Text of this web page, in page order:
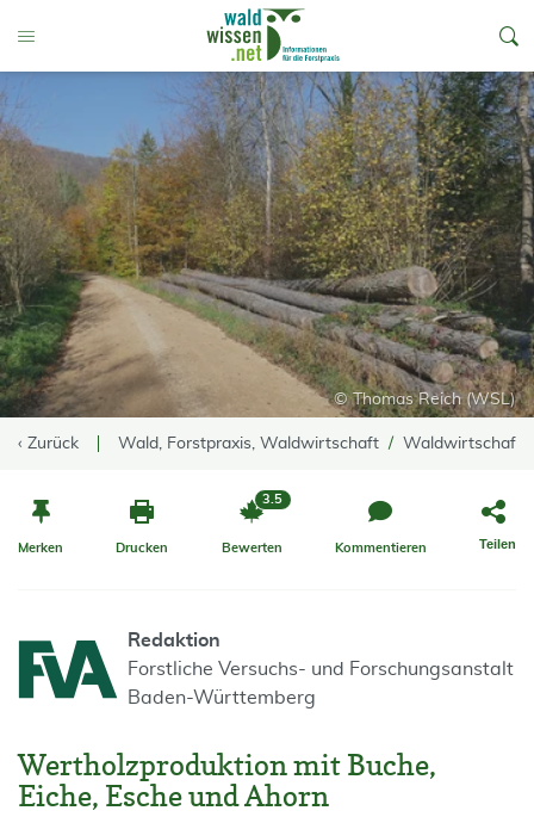
Toggle Menu
© Thomas Reich (WSL)
‹ Zurück Wald, Forstpraxis, Waldwirtschaft Waldwirtschaft
Merken Drucken Bewerten
3.5
Kommentieren Teilen
Redaktion
Forstliche Versuchs- und Forschungsanstalt
Baden-Württemberg
Wertholzproduktion mit Buche,
Eiche, Esche und Ahorn